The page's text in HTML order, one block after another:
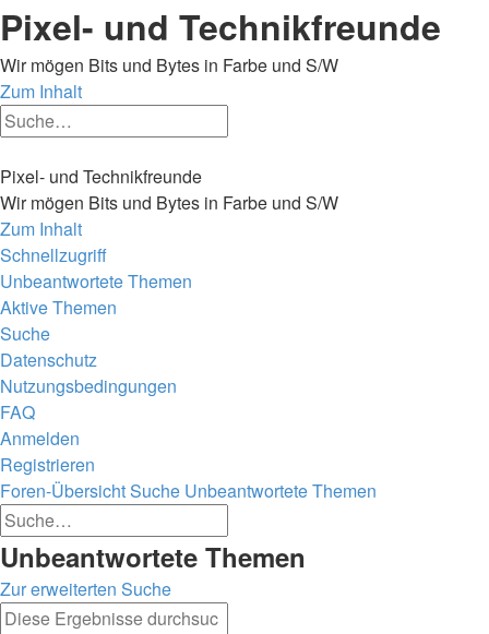
Pixel- und Technikfreunde
Wir mögen Bits und Bytes in Farbe und S/W
Zum Inhalt
Pixel- und Technikfreunde
Wir mögen Bits und Bytes in Farbe und S/W
Zum Inhalt
Schnellzugriff
Unbeantwortete Themen
Aktive Themen
Suche
Datenschutz
Nutzungsbedingungen
FAQ
Anmelden
Registrieren
Foren-ÜbersichtSuche Unbeantwortete Themen
Suche
Unbeantwortete Themen
Zur erweiterten Suche